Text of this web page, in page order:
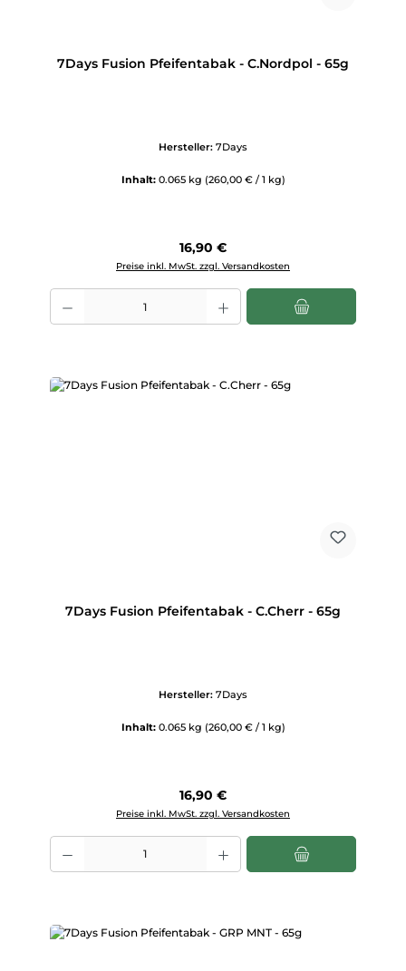
7Days Fusion Pfeifentabak - C.Nordpol - 65g
Hersteller: 7Days
Inhalt: 0.065 kg (260,00 € / 1 kg)
Regulärer Preis:
16,90 €
Preise inkl. MwSt. zzgl. Versandkosten
Produkt Anzahl: Gib den gewünschten Wert ein oder benutze die
7Days Fusion Pfeifentabak - C.Cherr - 65g
Hersteller: 7Days
Inhalt: 0.065 kg (260,00 € / 1 kg)
Regulärer Preis:
16,90 €
Preise inkl. MwSt. zzgl. Versandkosten
Produkt Anzahl: Gib den gewünschten Wert ein oder benutze die